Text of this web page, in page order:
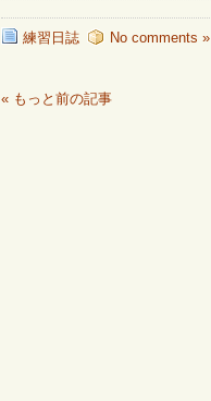
練習日誌 No comments »
« もっと前の記事